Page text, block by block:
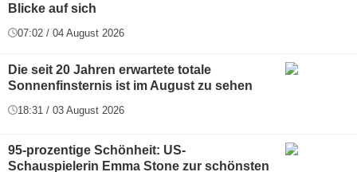
Blicke auf sich
07:02 / 04 August 2026
Die seit 20 Jahren erwartete totale
Sonnenfinsternis ist im August zu sehen
18:31 / 03 August 2026
95-prozentige Schönheit: US-
Schauspielerin Emma Stone zur schönsten